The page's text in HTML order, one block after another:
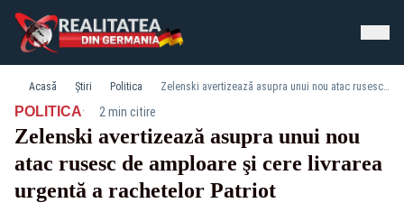
Acasă Știri Politica Zelenski avertizează asupra unui nou atac rusesc de amploare şi cere livrarea urgentă a rachetelor Patriot
POLITICA· 2 min citire
Zelenski avertizează asupra unui nou
atac rusesc de amploare şi cere livrarea
urgentă a rachetelor Patriot